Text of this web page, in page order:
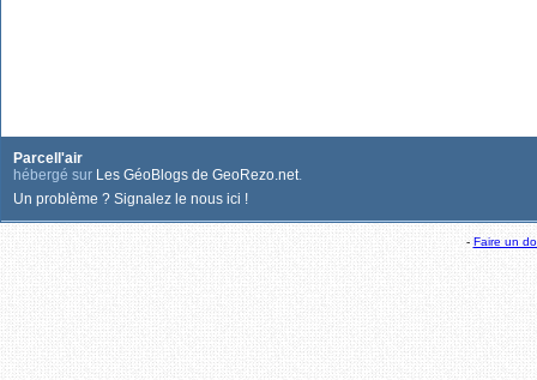
Parcell'air
hébergé sur Les GéoBlogs de GeoRezo.net.
Un problème ? Signalez le nous ici !
-Faire un